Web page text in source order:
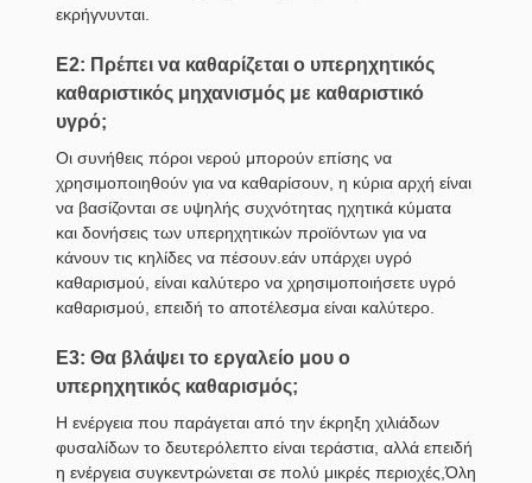
εκρήγνυνται.
Ε2: Πρέπει να καθαρίζεται ο υπερηχητικός
καθαριστικός μηχανισμός με καθαριστικό
υγρό;
Οι συνήθεις πόροι νερού μπορούν επίσης να
χρησιμοποιηθούν για να καθαρίσουν, η κύρια αρχή είναι
να βασίζονται σε υψηλής συχνότητας ηχητικά κύματα
και δονήσεις των υπερηχητικών προϊόντων για να
κάνουν τις κηλίδες να πέσουν.εάν υπάρχει υγρό
καθαρισμού, είναι καλύτερο να χρησιμοποιήσετε υγρό
καθαρισμού, επειδή το αποτέλεσμα είναι καλύτερο.
Ε3: Θα βλάψει το εργαλείο μου ο
υπερηχητικός καθαρισμός;
Η ενέργεια που παράγεται από την έκρηξη χιλιάδων
φυσαλίδων το δευτερόλεπτο είναι τεράστια, αλλά επειδή
η ενέργεια συγκεντρώνεται σε πολύ μικρές περιοχές,Όλη